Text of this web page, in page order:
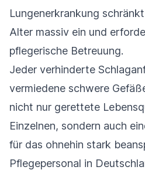
Lungenerkrankung
Alter massiv ein und
pflegerische Betreuung.
Jeder verhinderte
vermiedene schwere
nicht nur gerettete
Einzelnen, sondern auch
für das ohnehin stark
Pflegepersonal in